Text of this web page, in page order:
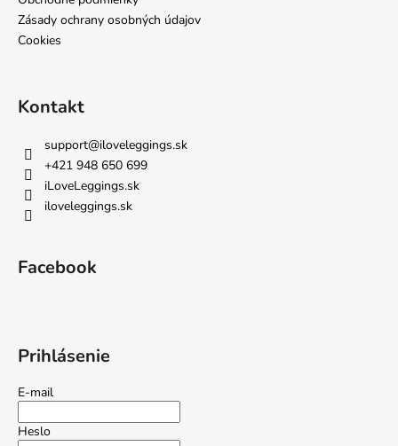
Zásady ochrany osobných údajov
Cookies
Kontakt
support@iloveleggings.sk
+421 948 650 699
iLoveLeggings.sk
iloveleggings.sk
Facebook
Prihlásenie
E-mail
Heslo